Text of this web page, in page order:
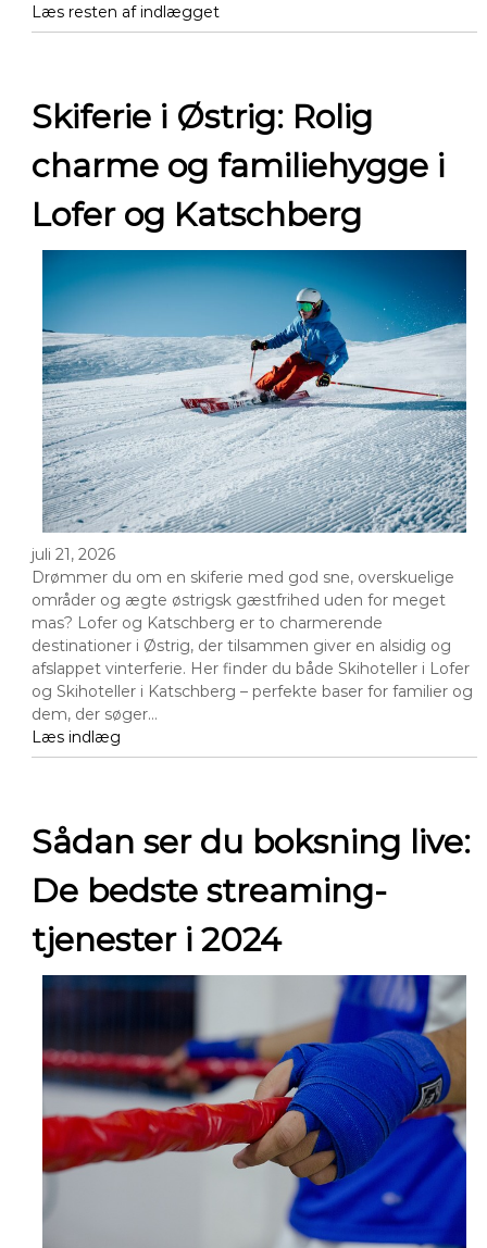
Læs resten af indlægget
Skiferie i Østrig: Rolig
charme og familiehygge i
Lofer og Katschberg
juli 21, 2026
Drømmer du om en skiferie med god sne, overskuelige
områder og ægte østrigsk gæstfrihed uden for meget
mas? Lofer og Katschberg er to charmerende
destinationer i Østrig, der tilsammen giver en alsidig og
afslappet vinterferie. Her finder du både Skihoteller i Lofer
og Skihoteller i Katschberg – perfekte baser for familier og
dem, der søger…
Læs indlæg
Sådan ser du boksning live:
De bedste streaming-
tjenester i 2024